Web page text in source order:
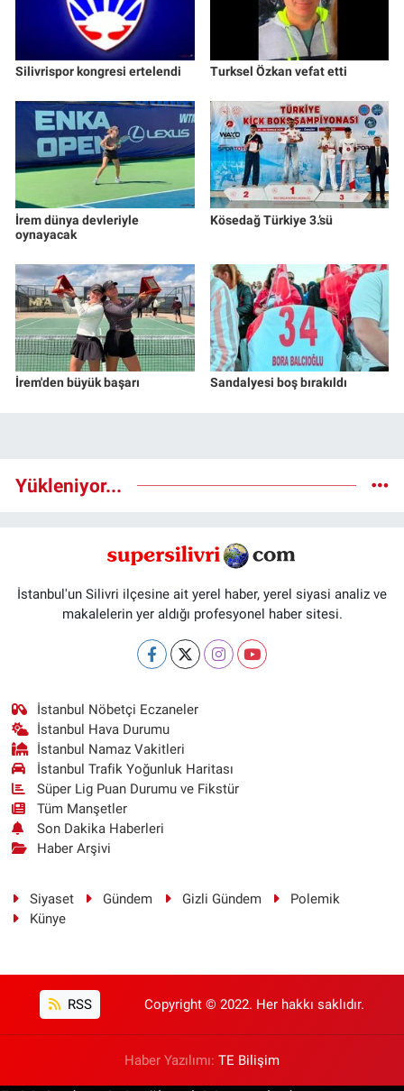
Silivrispor kongresi ertelendi Turksel Özkan vefat etti
İrem dünya devleriyle
oynayacak
Kösedağ Türkiye 3.’sü
İrem'den büyük başarı Sandalyesi boş bırakıldı
Yükleniyor...
İstanbul'un Silivri ilçesine ait yerel haber, yerel siyasi analiz ve
makalelerin yer aldığı profesyonel haber sitesi.
İstanbul Nöbetçi Eczaneler
İstanbul Hava Durumu
İstanbul Namaz Vakitleri
İstanbul Trafik Yoğunluk Haritası
Süper Lig Puan Durumu ve Fikstür
Tüm Manşetler
Son Dakika Haberleri
Haber Arşivi
Siyaset Gündem Gizli Gündem
Polemik
Künye
RSS Copyright © 2022. Her hakkı saklıdır.
Haber Yazılımı: TE Bilişim